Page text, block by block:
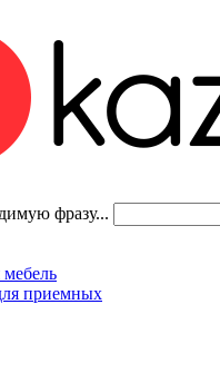
фразу...
приемных